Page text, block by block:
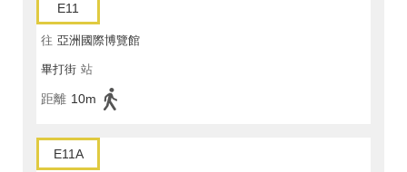
E11
往 亞洲國際博覽館
畢打街 站
距離 10m
E11A